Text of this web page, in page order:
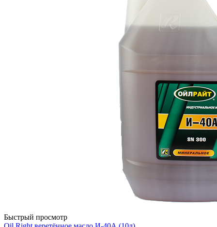
Быстрый просмотр